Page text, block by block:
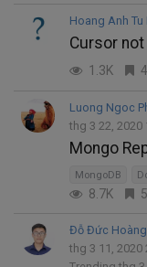
Hoang Anh Tu
Cursor
1.3K 4
Luong Ngoc
thg 3 22, 2020
Mongo
MongoDB
8.7K 5
Đỗ Đức Hoàng
thg 3 11, 2020